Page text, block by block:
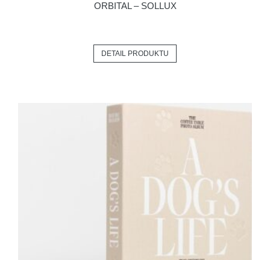
ORBITAL – SOLLUX
DETAIL PRODUKTU